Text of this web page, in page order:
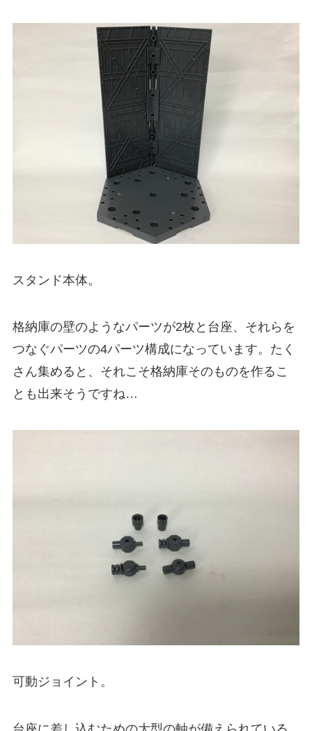
スタンド本体。
格納庫の壁のようなパーツが2枚と台座、それらを
つなぐパーツの4パーツ構成になっています。たく
さん集めると、それこそ格納庫そのものを作るこ
とも出来そうですね…
可動ジョイント。